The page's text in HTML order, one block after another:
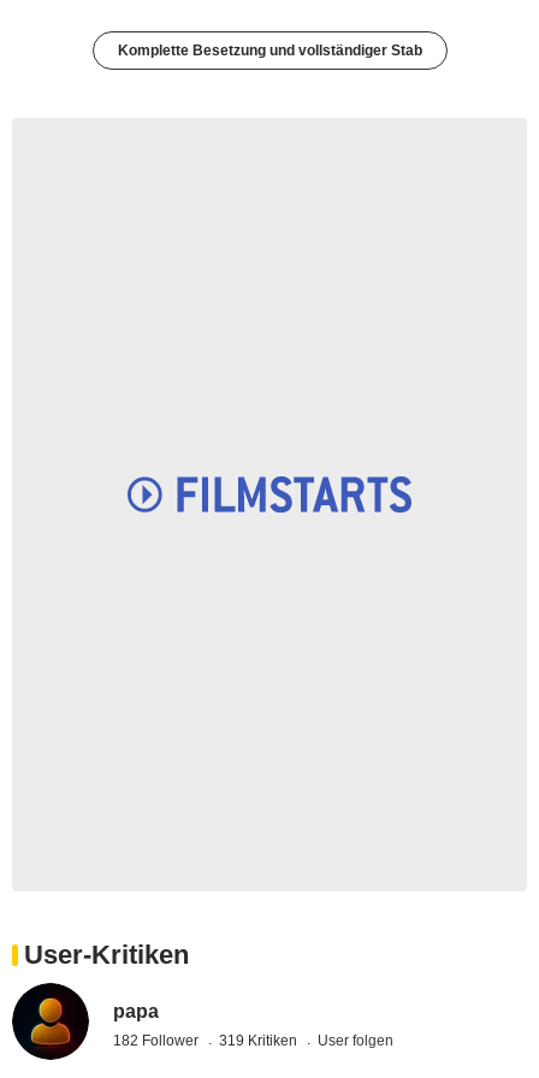
Komplette Besetzung und vollständiger Stab
User-Kritiken
papa
182 Follower 319 Kritiken User folgen